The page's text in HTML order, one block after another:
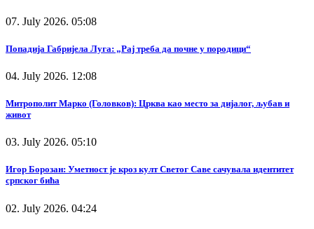
07. July 2026. 05:08
Попадија Габријела Луга: „Рај треба да почне у породици“
04. July 2026. 12:08
Митрополит Марко (Головков): Црква као место за дијалог, љубав и
живот
03. July 2026. 05:10
Игор Борозан: Уметност је кроз култ Светог Саве сачувала идентитет
српског бића
02. July 2026. 04:24